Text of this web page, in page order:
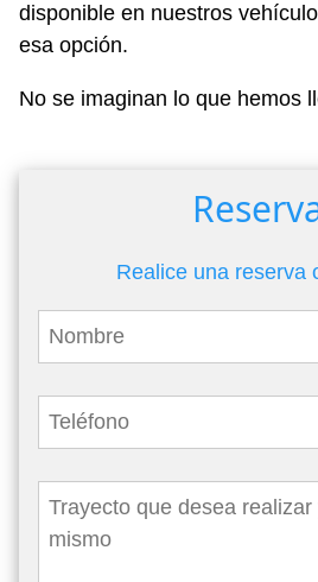
disponible en nuestros
esa opción.
No se imaginan lo que hemos
Realice una reserva